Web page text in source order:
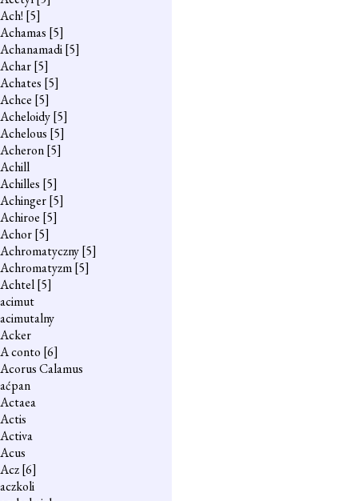
Ach! [5]
Achamas [5]
Achanamadi[5]
Achar[5]
Achates [5]
Achce [5]
Acheloidy[5]
Achelous [5]
Acheron[5]
Achill
Achilles [5]
Achinger[5]
Achiroe [5]
Achor[5]
Achromatyczny[5]
Achromatyzm[5]
Achtel[5]
acimut
acimutalny
Acker
A conto [6]
Acorus Calamus
aćpan
Actaea
Actis
Activa
Acus
Acz[6]
aczkoli